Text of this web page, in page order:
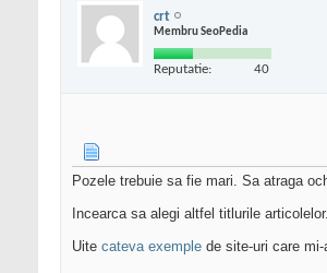
crt
Membru SeoPedia
Reputatie: 40
Pozele trebuie sa fie mari. Sa atraga
Incearca sa alegi altfel titlurile
Uite cateva exemple de site-uri care